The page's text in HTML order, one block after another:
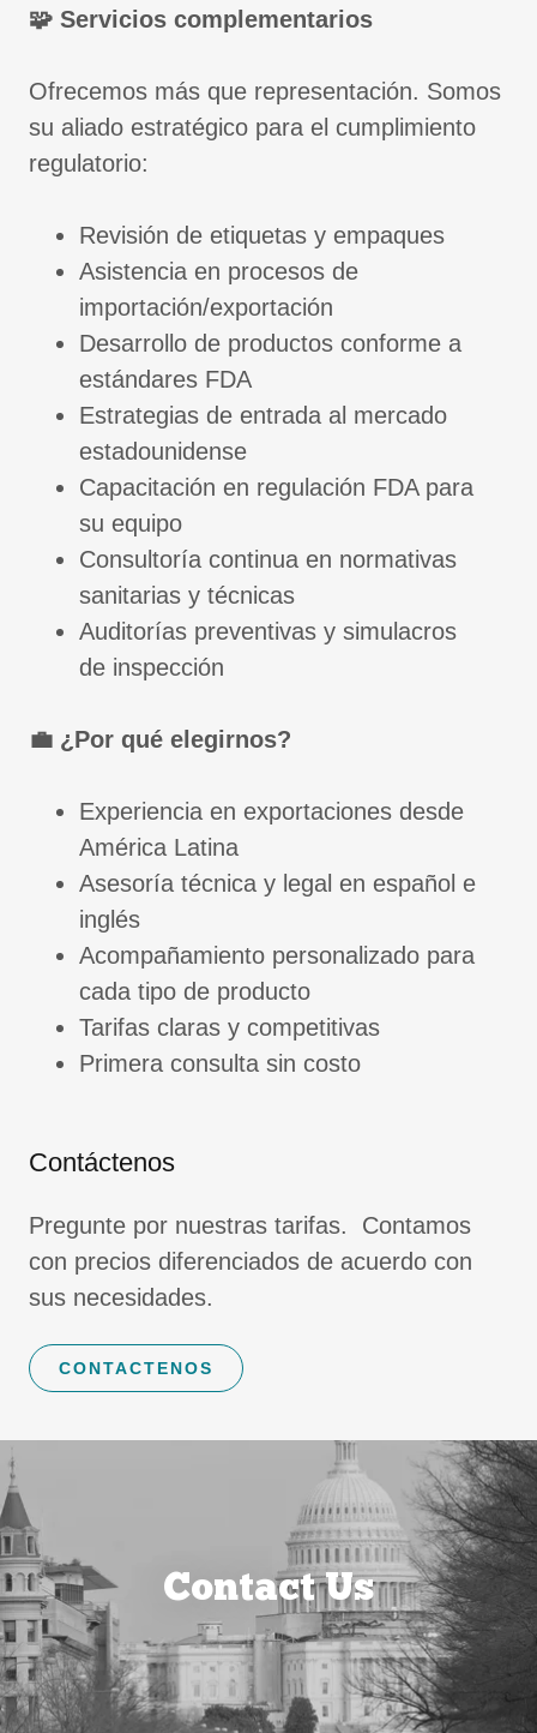
🧩 Servicios complementarios
Ofrecemos más que representación. Somos
su aliado estratégico para el cumplimiento
regulatorio:
Revisión de etiquetas y empaques
Asistencia en procesos de
importación/exportación
Desarrollo de productos conforme a
estándares FDA
Estrategias de entrada al mercado
estadounidense
Capacitación en regulación FDA para
su equipo
Consultoría continua en normativas
sanitarias y técnicas
Auditorías preventivas y simulacros
de inspección
💼 ¿Por qué elegirnos?
Experiencia en exportaciones desde
América Latina
Asesoría técnica y legal en español e
inglés
Acompañamiento personalizado para
cada tipo de producto
Tarifas claras y competitivas
Primera consulta sin costo
Contáctenos
Pregunte por nuestras tarifas. Contamos
con precios diferenciados de acuerdo con
sus necesidades.
CONTACTENOS
Contact Us